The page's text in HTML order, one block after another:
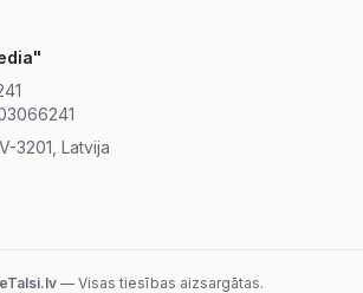
3201, Latvija
— Visas tiesības aizsargātas.